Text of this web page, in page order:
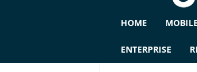
G
HOME MOBILE
ENTERPRISE